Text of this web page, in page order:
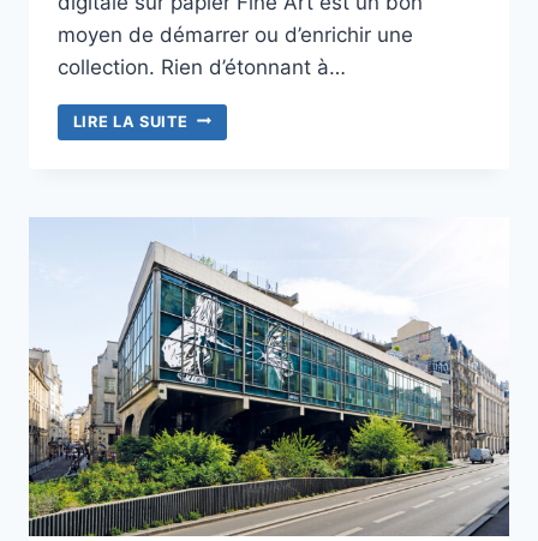
moyen de démarrer ou d’enrichir une
collection. Rien d’étonnant à…
LIRE LA SUITE ÉDITIONS
LIMITÉES :
PLANS
ENCHÈRES